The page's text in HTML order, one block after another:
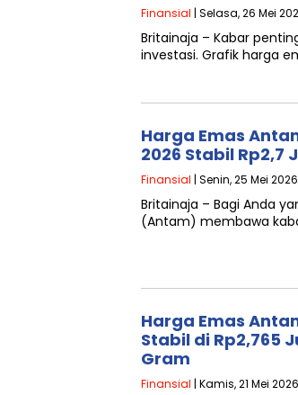
Finansial | Selasa, 26 Mei
Britainaja – Kabar
investasi. Grafik harga
Harga Emas
2026 Stabil Rp2,7
Finansial | Senin, 25 Mei
Britainaja – Bagi Anda
(Antam) membawa
Harga Emas
Stabil di Rp2,765
Gram
Finansial | Kamis, 21 Mei